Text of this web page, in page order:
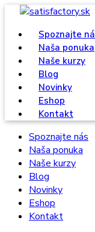
Spoznajte
Naša ponuka
Naše kurzy
Blog
Novinky
Eshop
Kontakt
Spoznajte nás
Naša ponuka
Naše kurzy
Blog
Novinky
Eshop
Kontakt